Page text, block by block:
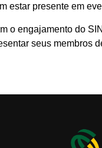
estar presente em
o engajamento do
seus membros